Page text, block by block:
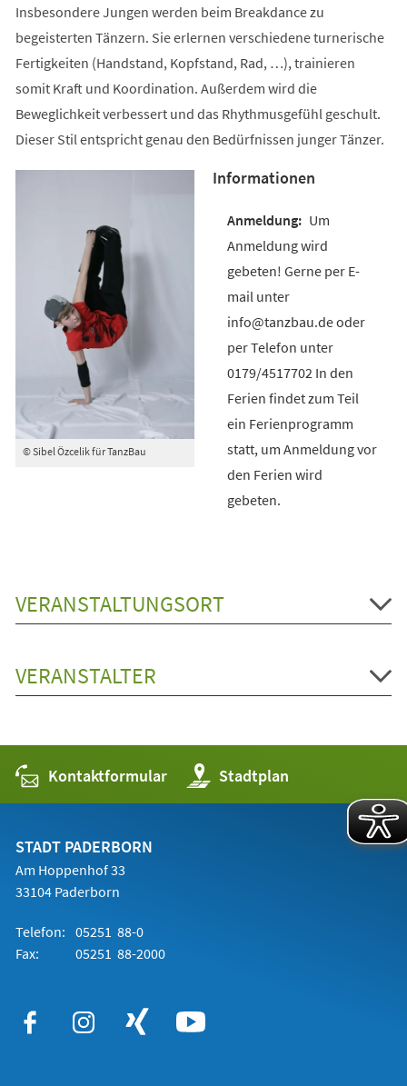
Insbesondere Jungen werden beim Breakdance zu
begeisterten Tänzern. Sie erlernen verschiedene turnerische
Fertigkeiten (Handstand, Kopfstand, Rad, …), trainieren
somit Kraft und Koordination. Außerdem wird die
Beweglichkeit verbessert und das Rhythmusgefühl geschult.
Dieser Stil entspricht genau den Bedürfnissen junger Tänzer.
© Sibel Özcelik für TanzBau
Informationen
Um
Anmeldung wird
gebeten! Gerne per E-
mail unter
info@tanzbau.de oder
per Telefon unter
0179/4517702 In den
Ferien findet zum Teil
ein Ferienprogramm
statt, um Anmeldung vor
den Ferien wird
gebeten.
VERANSTALTUNGSORT
VERANSTALTER
Kontaktformular Stadtplan
(Öffnet
in
einem
STADT PADERBORN
Am Hoppenhof 33
33104 Paderborn
Telefon: 05251 88-0
Fax:
05251 88-2000